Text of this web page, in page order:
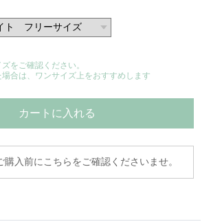
をご確認ください。
合は、ワンサイズ上をおすすめします
カートに入れる
入前にこちらをご確認くださいませ。